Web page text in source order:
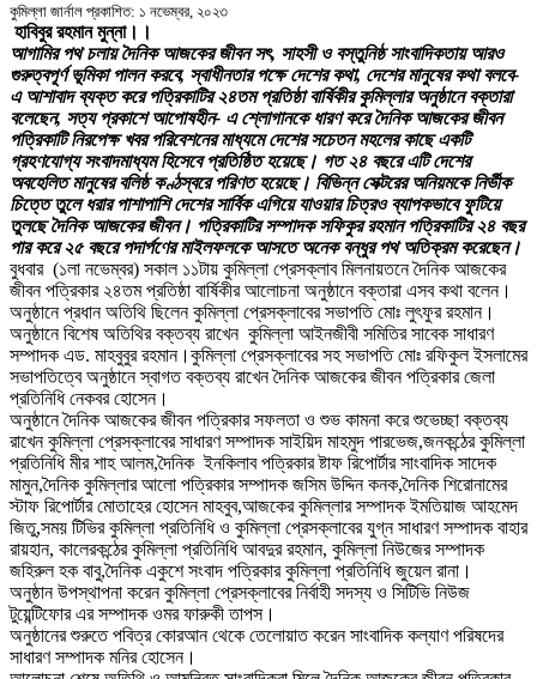
কুমিল্লা জার্নাল প্রকাশিত: ১ নভেম্বর, ২০২৩
হাবিবুর রহমান মুন্না।।
আগামির পথ চলায় দৈনিক আজকের জীবন সৎ, সাহসী ও বস্তুনিষ্ঠ সাংবাদিকতায় আরও
গুরুত্বপূর্ণ ভূমিকা পালন করবে, স্বাধীনতার পক্ষে দেশের কথা, দেশের মানুষের কথা বলবে-
এ আশাবাদ ব্যক্ত করে পত্রিকাটির ২৪তম প্রতিষ্ঠা বার্ষিকীর কুমিল্লার অনুষ্ঠানে বক্তারা
বলেছেন, সত্য প্রকাশে আপোষহীন- এ শ্লোগানকে ধারণ করে দৈনিক আজকের জীবন
পত্রিকাটি নিরপেক্ষ খবর পরিবেশনের মাধ্যমে দেশের সচেতন মহলের কাছে একটি
গ্রহণযোগ্য সংবাদমাধ্যম হিসেবে প্রতিষ্ঠিত হয়েছে। গত ২৪ বছরে এটি দেশের
অবহেলিত মানুষের বলিষ্ঠ কণ্ঠস্বরে পরিণত হয়েছে। বিভিন্ন সেক্টরের অনিয়মকে নির্ভীক
চিত্তে তুলে ধরার পাশাপাশি দেশের সার্বিক এগিয়ে যাওয়ার চিত্রও ব্যাপকভাবে ফুটিয়ে
তুলছে দৈনিক আজকের জীবন। পত্রিকাটির সম্পাদক সফিকুর রহমান পত্রিকাটির ২৪ বছর
পার করে ২৫ বছরে পদার্পণের মাইলফলকে আসতে অনেক বন্ধুর পথ অতিক্রম করেছেন।
বুধবার (১লা নভেম্বর) সকাল ১১টায় কুমিল্লা প্রেসক্লাব মিলনায়তনে দৈনিক আজকের
জীবন পত্রিকার ২৪তম প্রতিষ্ঠা বার্ষিকীর আলোচনা অনুষ্ঠানে বক্তারা এসব কথা বলেন।
অনুষ্ঠানে প্রধান অতিথি ছিলেন কুমিল্লা প্রেসক্লাবের সভাপতি মোঃ লুৎফুর রহমান।
অনুষ্ঠানে বিশেষ অতিথির বক্তব্য রাখেন কুমিল্লা আইনজীবী সমিতির সাবেক সাধারণ
সম্পাদক এড. মাহবুবুর রহমান।কুমিল্লা প্রেসক্লাবের সহ সভাপতি মোঃ রফিকুল ইসলামের
সভাপতিত্বে অনুষ্ঠানে স্বাগত বক্তব্য রাখেন দৈনিক আজকের জীবন পত্রিকার জেলা
প্রতিনিধি নেকবর হোসেন।
অনুষ্ঠানে দৈনিক আজকের জীবন পত্রিকার সফলতা ও শুভ কামনা করে শুভেচ্ছা বক্তব্য
রাখেন কুমিল্লা প্রেসক্লাবের সাধারণ সম্পাদক সাইয়িদ মাহমুদ পারভেজ,জনকন্ঠের কুমিল্লা
প্রতিনিধি মীর শাহ আলম,দৈনিক ইনকিলাব পত্রিকার ষ্টাফ রিপোর্টার সাংবাদিক সাদেক
মামুন,দৈনিক কুমিল্লার আলো পত্রিকার সম্পাদক জসিম উদ্দিন কনক,দৈনিক শিরোনামের
স্টাফ রিপোর্টার মোতাহের হোসেন মাহবুব,আজকের কুমিল্লার সম্পাদক ইমতিয়াজ আহমেদ
জিতু,সময় টিভির কুমিল্লা প্রতিনিধি ও কুমিল্লা প্রেসক্লাবের যুগ্ন সাধারণ সম্পাদক বাহার
রায়হান, কালেরকন্ঠের কুমিল্লা প্রতিনিধি আবদুর রহমান, কুমিল্লা নিউজের সম্পাদক
জহিরুল হক বাবু,দৈনিক একুশে সংবাদ পত্রিকার কুমিল্লা প্রতিনিধি জুয়েল রানা।
অনুষ্ঠান উপস্থাপনা করেন কুমিল্লা প্রেসক্লাবের নির্বাহী সদস্য ও সিটিভি নিউজ
টুয়েন্টিফোর এর সম্পাদক ওমর ফারুকী তাপস।
অনুষ্ঠানের শুরুতে পবিত্র কোরআন থেকে তেলোয়াত করেন সাংবাদিক কল্যাণ পরিষদের
সাধারণ সম্পাদক মনির হোসেন।